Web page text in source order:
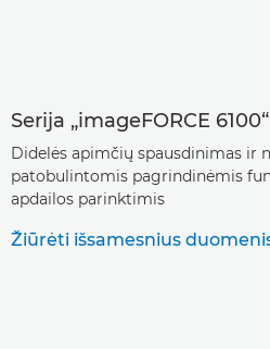
Serija „imageFORCE 6100“
Didelės apimčių spausdinimas ir
patobulintomis pagrindinėmis
apdailos parinktimis
Žiūrėti išsamesnius